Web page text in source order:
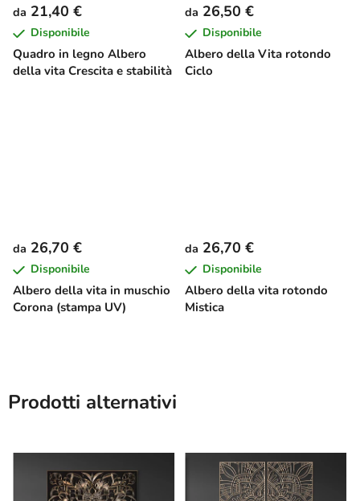
Quadro in legno Albero
della vita Crescita e stabilità
da 21,40 €
Disponibile
Albero della Vita rotondo
Ciclo
da 26,50 €
Disponibile
Albero della vita in muschio
Corona (stampa UV)
da 26,70 €
Disponibile
Albero della vita rotondo
Mistica
da 26,70 €
Disponibile
Prodotti alternativi